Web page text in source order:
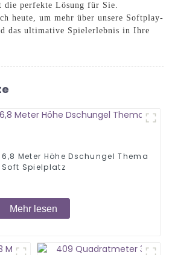
die perfekte Lösung für Sie.
heute, um mehr über unsere Softplay-
das ultimative Spielerlebnis in Ihre
Meter Höhe Dschungel Thema
Soft Spielplatz
Mehr lesen